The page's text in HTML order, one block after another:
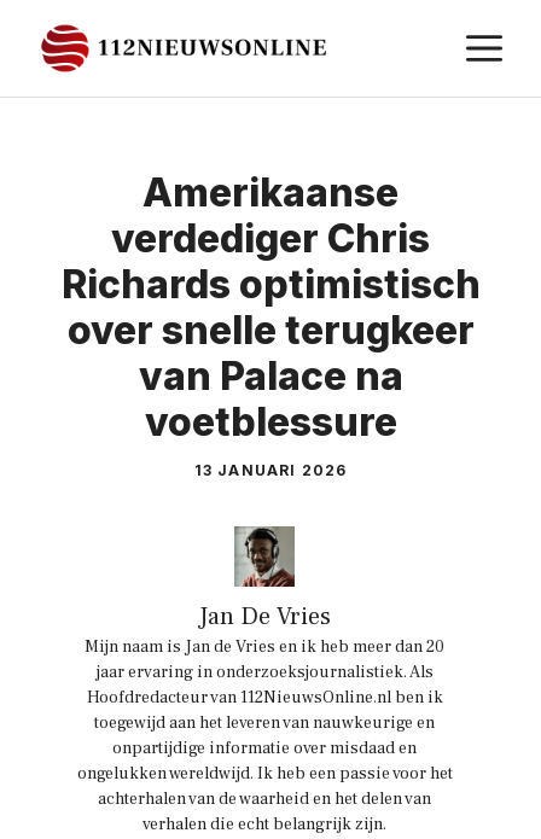
naar
de
Amerikaanse
verdediger Chris
Richards optimistisch
over snelle terugkeer
van Palace na
voetblessure
13 JANUARI 2026
Jan De Vries
Mijn naam is Jan de Vries en ik heb meer dan 20
jaar ervaring in onderzoeksjournalistiek. Als
Hoofdredacteur van 112NieuwsOnline.nl ben ik
toegewijd aan het leveren van nauwkeurige en
onpartijdige informatie over misdaad en
ongelukken wereldwijd. Ik heb een passie voor het
achterhalen van de waarheid en het delen van
verhalen die echt belangrijk zijn.